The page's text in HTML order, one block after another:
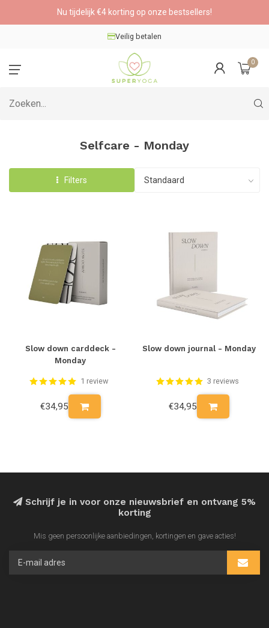
Nu tijdelijk €4 korting op onze bestsellers!
Veilig betalen
0
Selfcare - Monday
Filters
Slow down carddeck -
Monday
1 review
€34,95
Slow down journal - Monday
3 reviews
€34,95
Schrijf je in voor onze nieuwsbrief en ontvang 5%
korting
Mis geen persoonlijke aanbiedingen, kortingen en gave acties!